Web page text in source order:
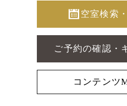
空室検索
ご予約の確認・
コンテンツ